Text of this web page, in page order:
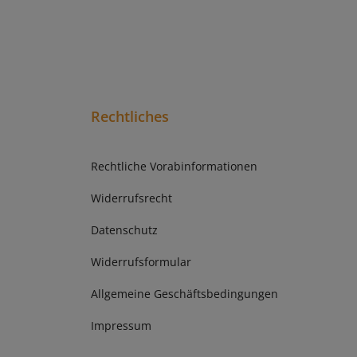
Rechtliches
Rechtliche Vorabinformationen
Widerrufsrecht
Datenschutz
Widerrufsformular
Allgemeine Geschäftsbedingungen
Impressum